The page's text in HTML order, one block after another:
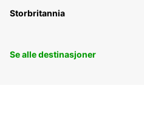
Storbritannia
Se alle destinasjoner